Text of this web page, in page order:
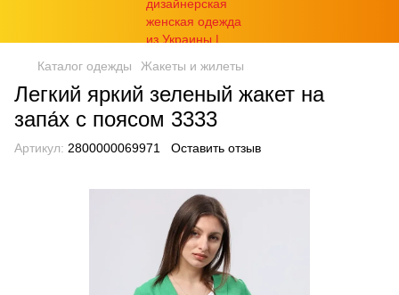
Каталог одежды Жакеты и жилеты
Легкий яркий зеленый жакет на
запа́х с поясом 3333
Артикул: 2800000069971 Оставить отзыв